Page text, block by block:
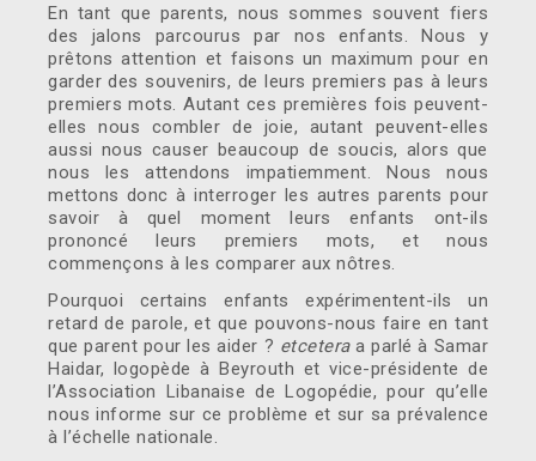
En tant que parents, nous sommes souvent fiers
des jalons parcourus par nos enfants. Nous y
prêtons attention et faisons un maximum pour en
garder des souvenirs, de leurs premiers pas à leurs
premiers mots. Autant ces premières fois peuvent-
elles nous combler de joie, autant peuvent-elles
aussi nous causer beaucoup de soucis, alors que
nous les attendons impatiemment. Nous nous
mettons donc à interroger les autres parents pour
savoir à quel moment leurs enfants ont-ils
prononcé leurs premiers mots, et nous
commençons à les comparer aux nôtres.
Pourquoi certains enfants expérimentent-ils un
retard de parole, et que pouvons-nous faire en tant
que parent pour les aider ? etceteraa parlé à Samar
Haidar, logopède à Beyrouth et vice-présidente de
l’Association Libanaise de Logopédie, pour qu’elle
nous informe sur ce problème et sur sa prévalence
à l’échelle nationale.